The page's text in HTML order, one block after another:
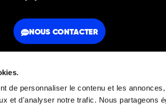
de personnaliser le contenu et les
et d'analyser notre trafic. Nous partageons
NOUS CONTACTER
FAQMentions légales